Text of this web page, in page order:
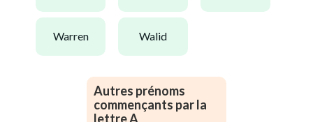
warren walid
Autres prénoms
commençants par la
lettre A